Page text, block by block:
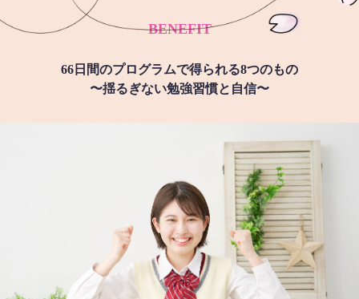
BENEFIT
66日間のプログラムで得られる8つのもの
〜揺るぎない勉強習慣と自信〜